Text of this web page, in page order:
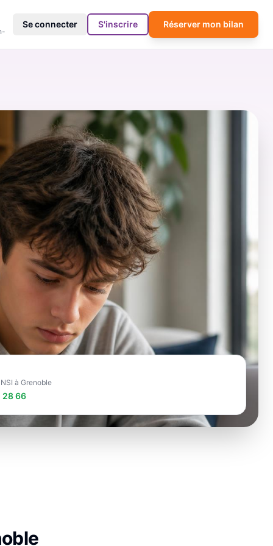
Se connecter S'inscrire Réserver mon bilan
à Grenoble
28 66